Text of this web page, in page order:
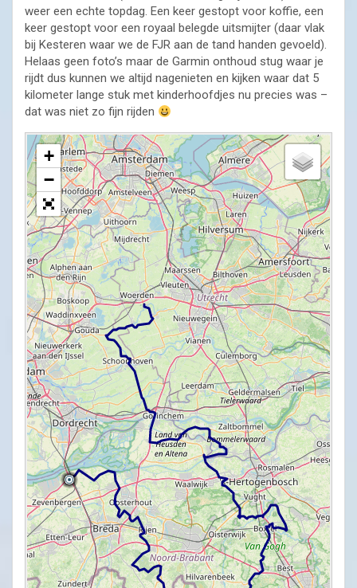
weer een echte topdag. Een keer gestopt voor koffie, een
keer gestopt voor een royaal belegde uitsmijter (daar vlak
bij Kesteren waar we de FJR aan de tand handen gevoeld).
Helaas geen foto’s maar de Garmin onthoud stug waar je
rijdt dus kunnen we altijd nagenieten en kijken waar dat 5
kilometer lange stuk met kinderhoofdjes nu precies was –
dat was niet zo fijn rijden
+
−